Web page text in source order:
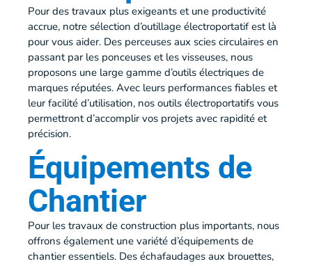
Pour des travaux plus exigeants et une productivité
accrue, notre sélection d’outillage électroportatif est là
pour vous aider. Des perceuses aux scies circulaires en
passant par les ponceuses et les visseuses, nous
proposons une large gamme d’outils électriques de
marques réputées. Avec leurs performances fiables et
leur facilité d’utilisation, nos outils électroportatifs vous
permettront d’accomplir vos projets avec rapidité et
précision.
Équipements de
Chantier
Pour les travaux de construction plus importants, nous
offrons également une variété d’équipements de
chantier essentiels. Des échafaudages aux brouettes,